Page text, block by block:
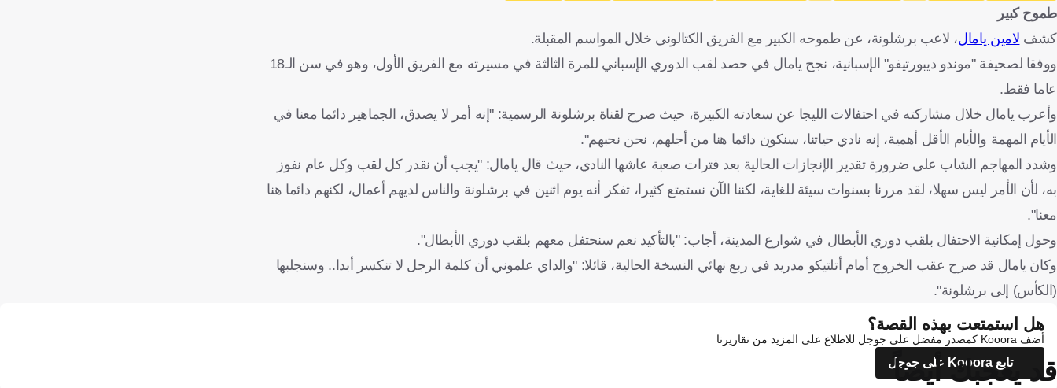
طموح كبير
كشف لامين يامال، لاعب برشلونة، عن طموحه الكبير مع الفريق الكتالوني خلال المواسم المقبلة.
ووفقا لصحيفة "موندو ديبورتيفو" الإسبانية، نجح يامال في حصد لقب الدوري الإسباني للمرة الثالثة في مسيرته مع الفريق الأول، وهو في سن الـ18
عاما فقط.
وأعرب يامال خلال مشاركته في احتفالات الليجا عن سعادته الكبيرة، حيث صرح لقناة برشلونة الرسمية: "إنه أمر لا يصدق، الجماهير دائما معنا في
الأيام المهمة والأيام الأقل أهمية، إنه نادي حياتنا، سنكون دائما هنا من أجلهم، نحن نحبهم".
وشدد المهاجم الشاب على ضرورة تقدير الإنجازات الحالية بعد فترات صعبة عاشها النادي، حيث قال يامال: "يجب أن نقدر كل لقب وكل عام نفوز
به، لأن الأمر ليس سهلا، لقد مررنا بسنوات سيئة للغاية، لكننا الآن نستمتع كثيرا، تفكر أنه يوم اثنين في برشلونة والناس لديهم أعمال، لكنهم دائما هنا
معنا".
وحول إمكانية الاحتفال بلقب دوري الأبطال في شوارع المدينة، أجاب: "بالتأكيد نعم سنحتفل معهم بلقب دوري الأبطال".
وكان يامال قد صرح عقب الخروج أمام أتلتيكو مدريد في ربع نهائي النسخة الحالية، قائلا: "والداي علموني أن كلمة الرجل لا تنكسر أبدا.. وسنجلبها
(الكأس) إلى برشلونة".
هل استمتعت بهذه القصة؟
أضف Kooora كمصدر مفضل على جوجل للاطلاع على المزيد من تقاريرنا
تابع Kooora على جوجل
قد يعجبك أيضاً